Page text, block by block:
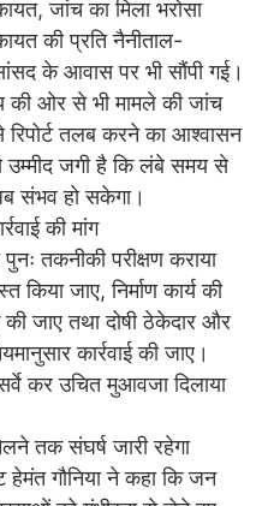
जांच का मिला भरोसा
की प्रति नैनीताल-
के आवास पर भी सौंपी गई।
की ओर से भी मामले की जांच
रिपोर्ट तलब करने का आश्वासन
उम्मीद जगी है कि लंबे समय से
संभव हो सकेगा।
की मांग
तकनीकी परीक्षण कराया
जाए, निर्माण कार्य की
की जाए तथा दोषी ठेकेदार और
कार्रवाई की जाए।
कर उचित मुआवजा दिलाया
तक संघर्ष जारी रहेगा
गौनिया ने कहा कि जन